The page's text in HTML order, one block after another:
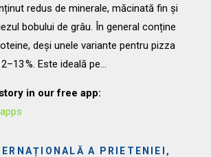
redus de minerale, măcinată fin și
bobului de grâu. În general conține
deși unele variante pentru pizza
%. Este ideală pe…
in our free app:
A PRIETENIEI,